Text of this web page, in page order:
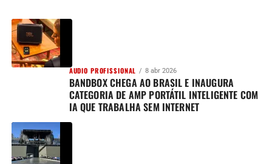
AUDIO PROFISSIONAL 8 abr 2026
BANDBOX CHEGA AO BRASIL E INAUGURA
CATEGORIA DE AMP PORTÁTIL INTELIGENTE COM
IA QUE TRABALHA SEM INTERNET